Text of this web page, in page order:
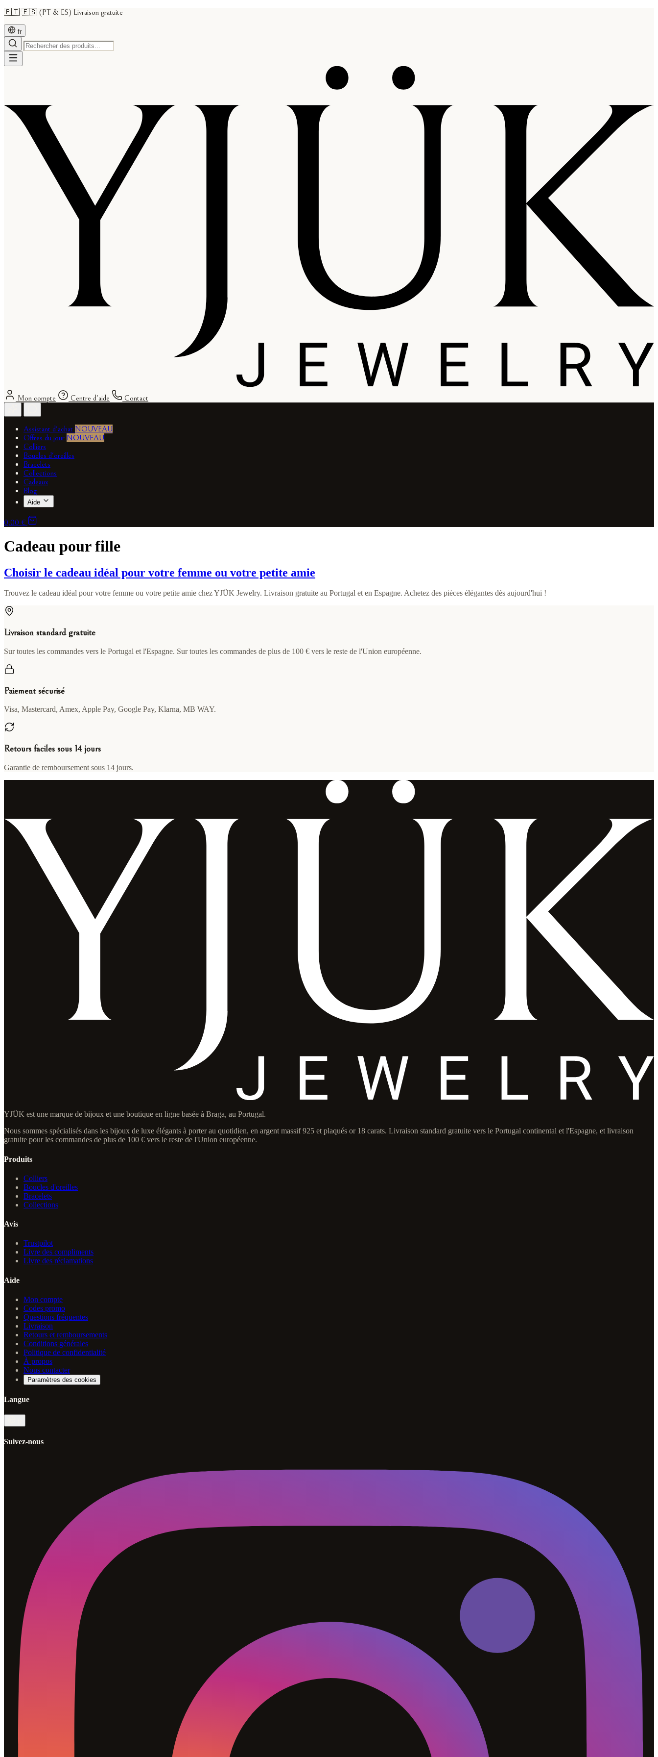
🇵🇹 🇪🇸 (PT & ES) Livraison gratuite
fr
Mon compte Centre d'aide Contact
Assistant d'achat NOUVEAU
Offres du jour NOUVEAU
Colliers
Boucles d'oreilles
Bracelets
Collections
Cadeaux
Blog
Aide
0,00 €
Cadeau pour fille
Choisir le cadeau idéal pour votre femme ou votre petite amie
Trouvez le cadeau idéal pour votre femme ou votre petite amie chez YJÜK Jewelry. Livraison gratuite au Portugal et en Espagne. Achetez des pièces élégantes dès aujourd'hui !
Livraison standard gratuite
Sur toutes les commandes vers le Portugal et l'Espagne. Sur toutes les commandes de plus de 100 € vers le reste de l'Union européenne.
Paiement sécurisé
Visa, Mastercard, Amex, Apple Pay, Google Pay, Klarna, MB WAY.
Retours faciles sous 14 jours
Garantie de remboursement sous 14 jours.
YJÜK est une marque de bijoux et une boutique en ligne basée à Braga, au Portugal.
Nous sommes spécialisés dans les bijoux de luxe élégants à porter au quotidien, en argent massif 925 et plaqués or 18 carats. Livraison standard gratuite vers le Portugal continental et l'Espagne, et livraison
gratuite pour les commandes de plus de 100 € vers le reste de l'Union européenne.
Produits
Colliers
Boucles d'oreilles
Bracelets
Collections
Avis
Trustpilot
Livre des compliments
Livre des réclamations
Aide
Mon compte
Codes promo
Questions fréquentes
Livraison
Retours et remboursements
Conditions générales
Politique de confidentialité
À propos
Nous contacter
Paramètres des cookies
Langue
Suivez-nous